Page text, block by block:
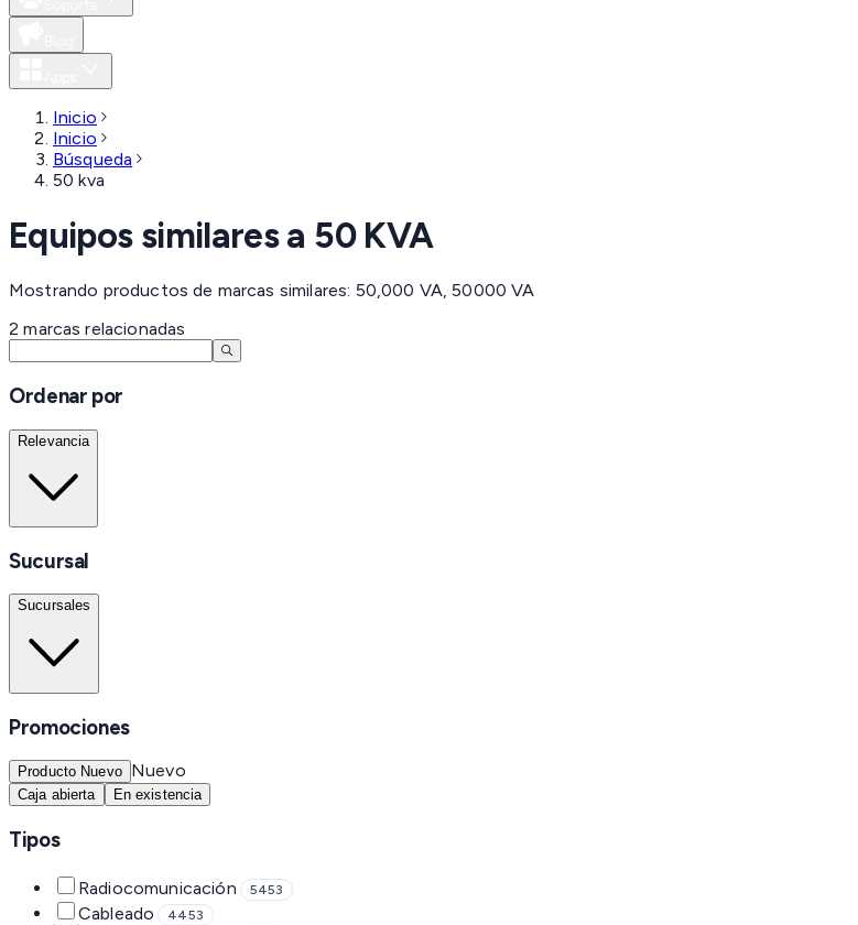
Inicio
Inicio
Búsqueda
50 kva
Equipos similares a 50 KVA
Mostrando productos de marcas similares: 50,000 VA, 50000 VA
2 marcas relacionadas
Ordenar por
Relevancia
Sucursal
Sucursales
Promociones
Producto Nuevo Nuevo
Caja abierta En existencia
Tipos
Radiocomunicación 5453
Cableado 4453